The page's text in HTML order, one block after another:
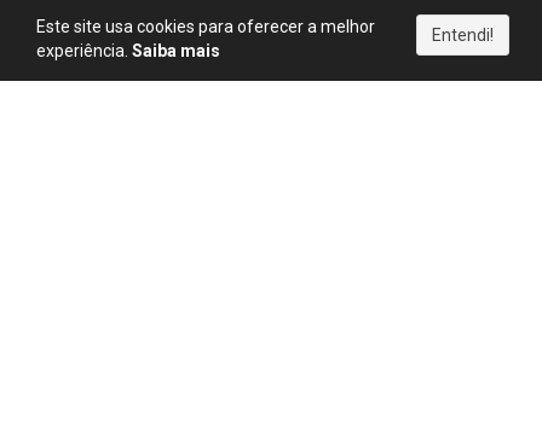
Este site usa cookies para oferecer a melhor
experiência. Saiba mais
Entendi!